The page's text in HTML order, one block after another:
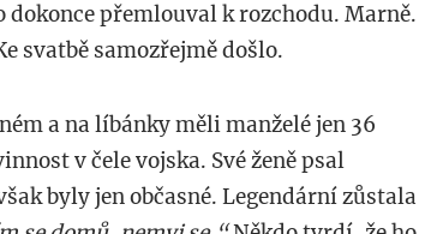
dokonce přemlouval k rozchodu. Marně.
svatbě samozřejmě došlo.
a na líbánky měli manželé jen 36
v čele vojska. Své ženě psal
byly jen občasné. Legendární zůstala